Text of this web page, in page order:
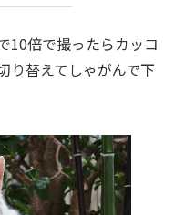
10倍で撮ったらカッコ
り替えてしゃがんで下